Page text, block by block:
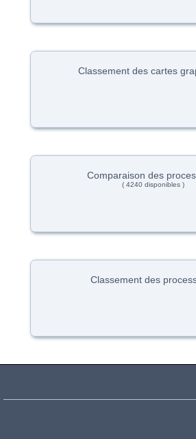
Classement des cartes
Comparaison des
( 4240 disponibles )
Classement des